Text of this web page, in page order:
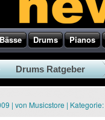
Bässe Drums Pianos
Drums Ratgeber
| von Musicstore | Kategorie: